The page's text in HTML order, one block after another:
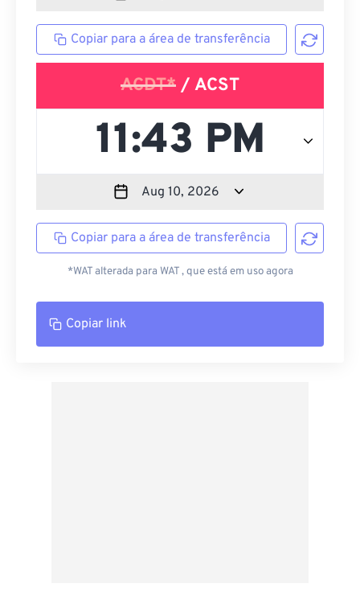
Copiar para a área de transferência
ACDT* / ACST
Copiar para a área de transferência
*WAT alterada para WAT , que está em uso agora
Copiar link